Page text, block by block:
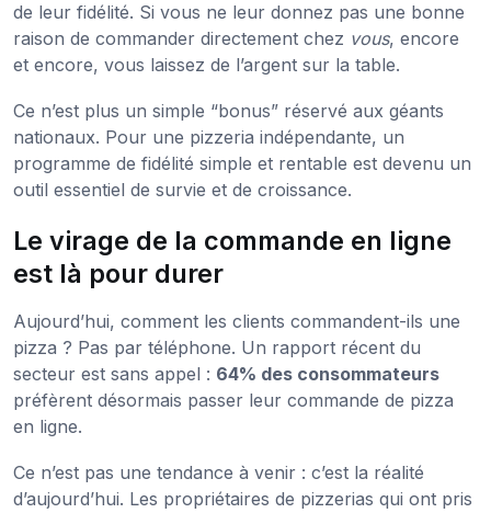
de leur fidélité. Si vous ne leur donnez pas une bonne
raison de commander directement chez vous, encore
et encore, vous laissez de l’argent sur la table.
Ce n’est plus un simple “bonus” réservé aux géants
nationaux. Pour une pizzeria indépendante, un
programme de fidélité simple et rentable est devenu un
outil essentiel de survie et de croissance.
Le virage de la commande en ligne
est là pour durer
Aujourd’hui, comment les clients commandent-ils une
pizza ? Pas par téléphone. Un rapport récent du
secteur est sans appel : 64% des consommateurs
préfèrent désormais passer leur commande de pizza
en ligne.
Ce n’est pas une tendance à venir : c’est la réalité
d’aujourd’hui. Les propriétaires de pizzerias qui ont pris